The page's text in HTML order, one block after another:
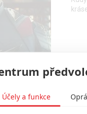
Účely a funkce